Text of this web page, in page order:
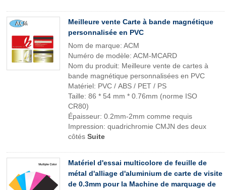
Meilleure vente Carte à bande magnétique
personnalisée en PVC
Nom de marque: ACM
Numéro de modèle: ACM-MCARD
Nom du produit: Meilleure vente de cartes à
bande magnétique personnalisées en PVC
Matériel: PVC / ABS / PET / PS
Taille: 86 * 54 mm * 0.76mm (norme ISO
CR80)
Épaisseur: 0.2mm-2mm comme requis
Impression: quadrichromie CMJN des deux
côtés Suite
Matériel d'essai multicolore de feuille de
métal d'alliage d'aluminium de carte de visite
de 0.3mm pour la Machine de marquage de